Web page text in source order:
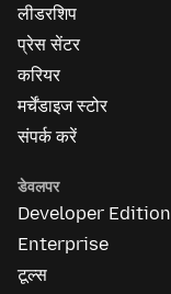
लीडरशिप
प्रेस सेंटर
करियर
मर्चेंडाइज स्टोर
संपर्क करें
डेवलपर
Developer Edition
Enterprise
टूल्स